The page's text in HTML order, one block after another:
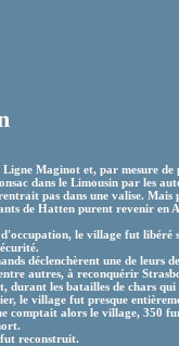
Maginot et, par mesure de
dans le Limousin par les
pas dans une valise.
de Hatten purent revenir en
le village fut libéré
déclenchèrent une de leurs
autres, à reconquérir
durant les batailles de chars
le village fut presque
comptait alors le village, 350
reconstruit.